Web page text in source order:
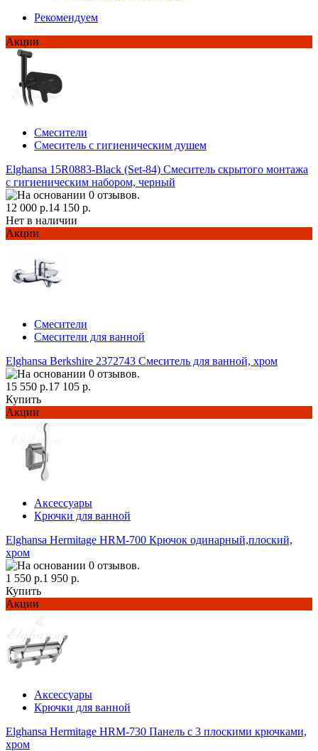
Рекомендуем
Акции
Смесители
Смеситель с гигиеническим душем
Elghansa 15R0883-Black (Set-84) Смеситель скрытого монтажа
с гигиеническим набором, черный
12 000 р.14 150 р.
Нет в наличии
Акции
Смесители
Смесители для ванной
Elghansa Berkshire 2372743 Смеситель для ванной, хром
15 550 р.17 105 р.
Купить
Акции
Аксессуары
Крючки для ванной
Elghansa Hermitage HRM-700 Крючок одинарный,плоский,
хром
1 550 р.1 950 р.
Купить
Акции
Аксессуары
Крючки для ванной
Elghansa Hermitage HRM-730 Панель с 3 плоскими крючками,
хром